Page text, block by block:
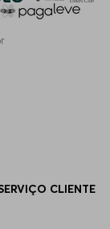
CLIENTE